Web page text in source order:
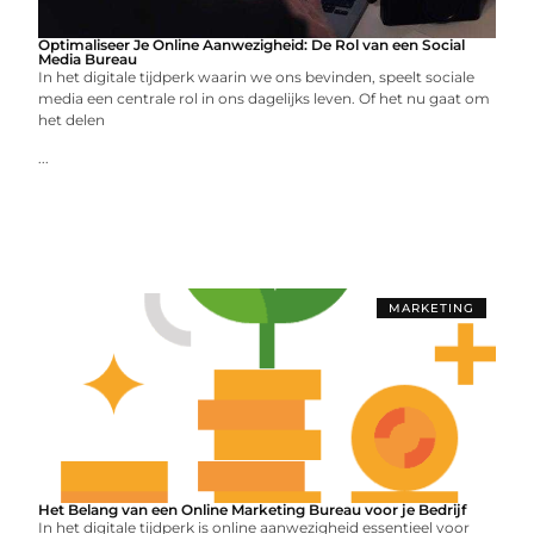
Optimaliseer Je Online Aanwezigheid: De Rol van een Social
Media Bureau
In het digitale tijdperk waarin we ons bevinden, speelt sociale
media een centrale rol in ons dagelijks leven. Of het nu gaat om
het delen
...
MARKETING
Het Belang van een Online Marketing Bureau voor je Bedrijf
In het digitale tijdperk is online aanwezigheid essentieel voor